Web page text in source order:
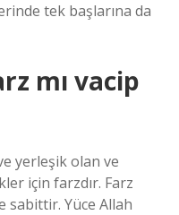
tek başlarına da
mı vacip
yerleşik olan ve
için farzdır. Farz
sabittir. Yüce Allah